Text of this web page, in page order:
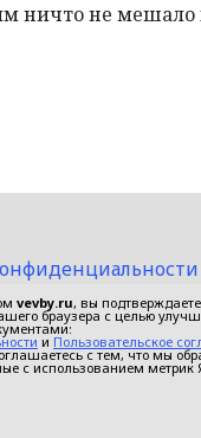
ничто не мешало
«Фактом».
по надзору в
и массовых
vevby.ru, вы подтверждаете
браузера с целью
и Пользовательское
с тем, что мы
с использованием метрик